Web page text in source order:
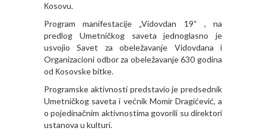
Кosovu.
Program manifestacije „Vidovdan 19“ , na
predlog Umetničkog saveta jednoglasno je
usvojio Savet za obeležavanje Vidovdana i
Organizacioni odbor za obeležavanje 630 godina
od Кosovske bitke.
Programske aktivnosti predstavio je predsednik
Umetničkog saveta i većnik Momir Dragićević, a
o pojedinačnim aktivnostima govorili su direktori
ustanova u kulturi.